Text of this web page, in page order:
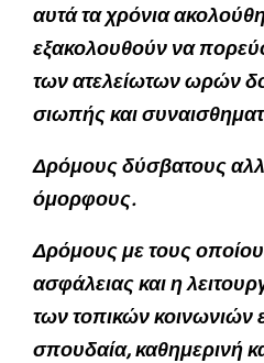
αυτά τα χρόνια
εξακολουθούν να
των ατελείωτων ωρών
σιωπής και
Δρόμους δύσβατους
όμορφους.
Δρόμους με τους
ασφάλειας και η
των τοπικών κοινωνιών
σπουδαία, καθημερινή